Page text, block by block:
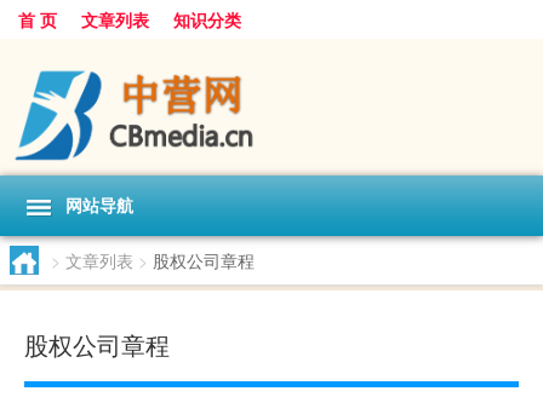
首 页 文章列表 知识分类
网站导航
> 文章列表 > 股权公司章程
股权公司章程